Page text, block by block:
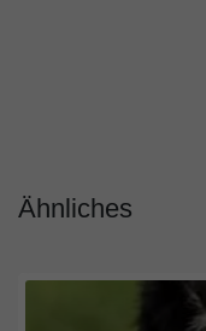
Ähnliches